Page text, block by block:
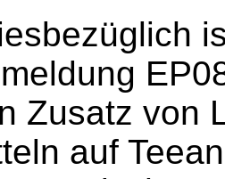
Zusatz von
auf